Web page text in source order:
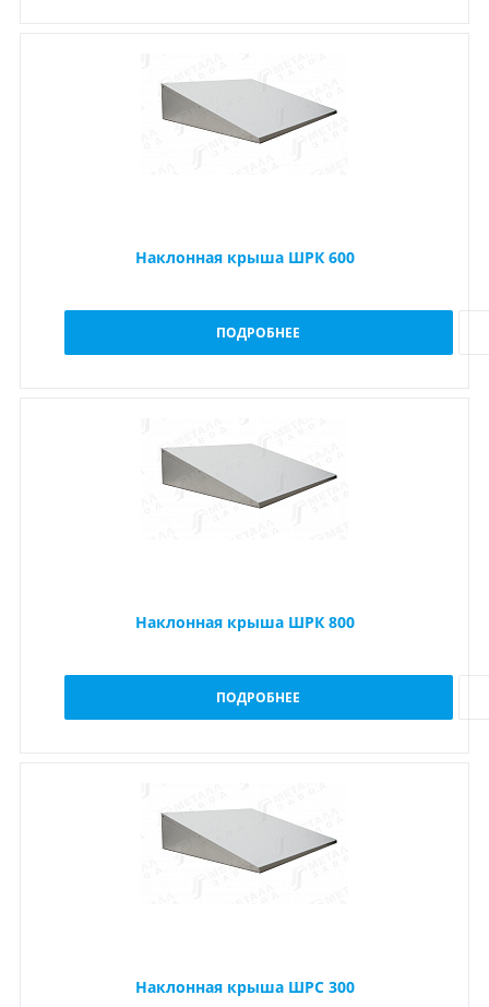
Наклонная крыша ШРК 600
ПОДРОБНЕЕ
Наклонная крыша ШРК 800
ПОДРОБНЕЕ
Наклонная крыша ШРС 300